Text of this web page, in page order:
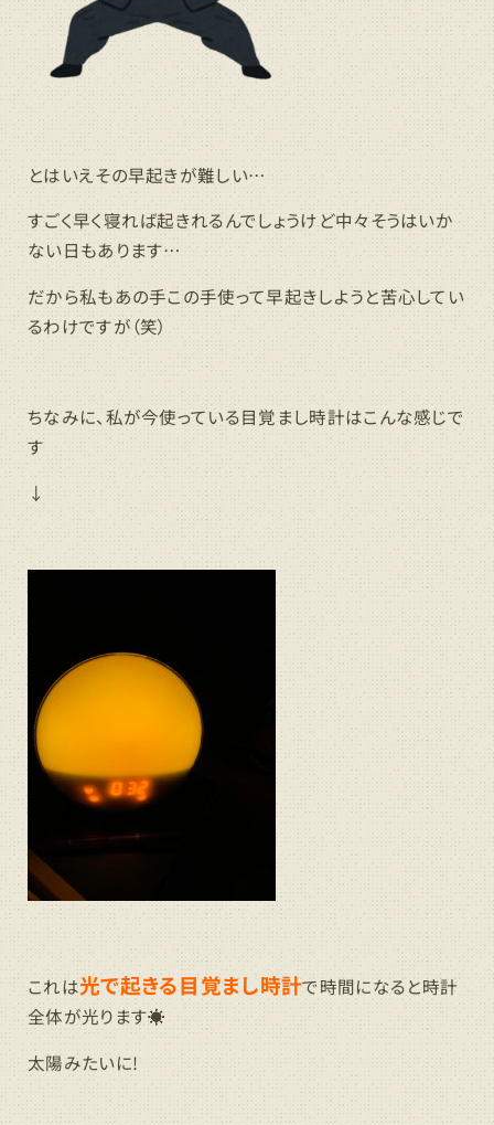
とはいえその早起きが難しい…
すごく早く寝れば起きれるんでしょうけど中々そうはいか
ない日もあります…
だから私もあの手この手使って早起きしようと苦心してい
るわけですが（笑）
ちなみに、私が今使っている目覚まし時計はこんな感じで
す
↓
これは光で起きる目覚まし時計で時間になると時計
全体が光ります☀
太陽みたいに!